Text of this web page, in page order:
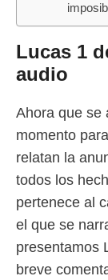
Lucas 1
audio
Ahora que se
momento
relatan la
todos los
pertenece al
el que se
presentamos
breve